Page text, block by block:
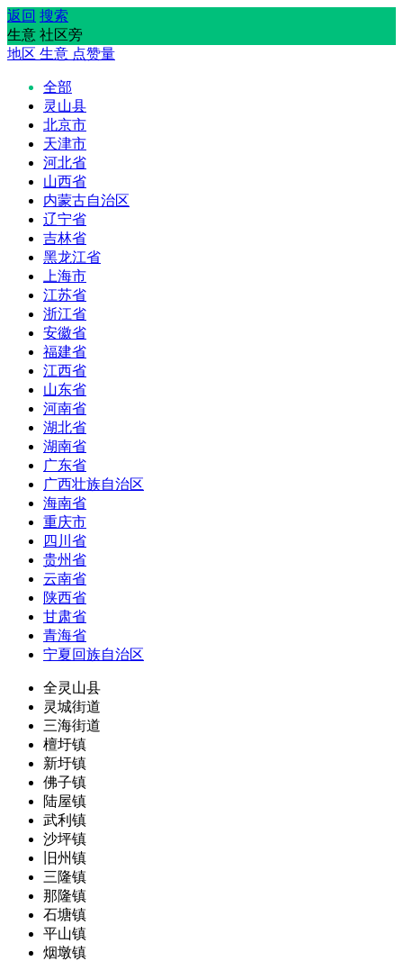
返回 搜索
生意 社区旁
地区 生意 点赞量
全部
灵山县
北京市
天津市
河北省
山西省
内蒙古自治区
辽宁省
吉林省
黑龙江省
上海市
江苏省
浙江省
安徽省
福建省
江西省
山东省
河南省
湖北省
湖南省
广东省
广西壮族自治区
海南省
重庆市
四川省
贵州省
云南省
陕西省
甘肃省
青海省
宁夏回族自治区
全灵山县
灵城街道
三海街道
檀圩镇
新圩镇
佛子镇
陆屋镇
武利镇
沙坪镇
旧州镇
三隆镇
那隆镇
石塘镇
平山镇
烟墩镇